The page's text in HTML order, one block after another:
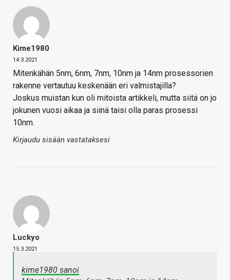
Kime1980
14.3.2021
Mitenkähän 5nm, 6nm, 7nm, 10nm ja 14nm prosessorien
rakenne vertautuu keskenään eri valmistajilla?
Joskus muistan kun oli mitoista artikkeli, mutta siitä on jo
jokunen vuosi aikaa ja siinä taisi olla paras prosessi
10nm.
Kirjaudu sisään vastataksesi
Luckyo
15.3.2021
kime1980 sanoi